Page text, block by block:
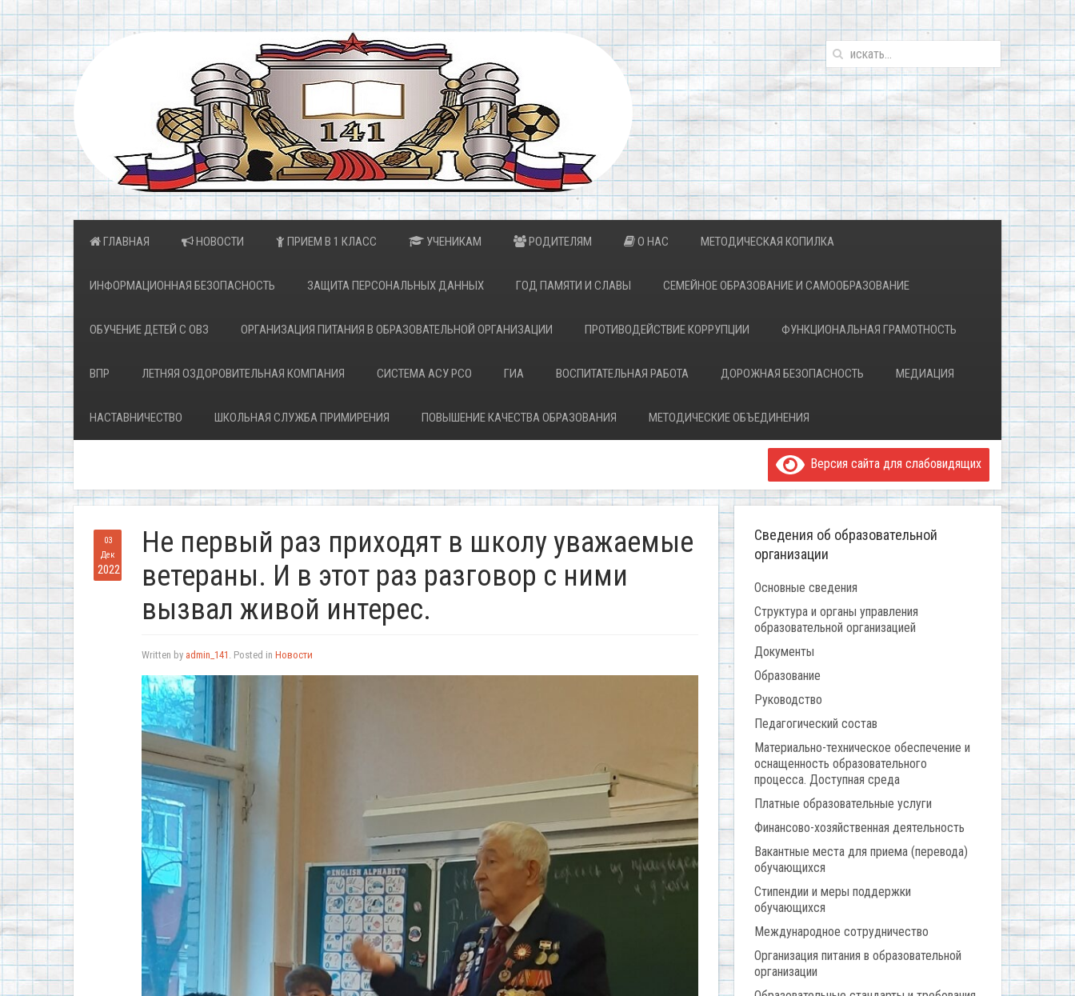
ГЛАВНАЯ НОВОСТИ ПРИЕМ В 1 КЛАСС УЧЕНИКАМ РОДИТЕЛЯМ О НАС МЕТОДИЧЕСКАЯ КОПИЛКА
ИНФОРМАЦИОННАЯ БЕЗОПАСНОСТЬ ЗАЩИТА ПЕРСОНАЛЬНЫХ ДАННЫХ ГОД ПАМЯТИ И СЛАВЫ СЕМЕЙНОЕ ОБРАЗОВАНИЕ И САМООБРАЗОВАНИЕ
ОБУЧЕНИЕ ДЕТЕЙ С ОВЗ ОРГАНИЗАЦИЯ ПИТАНИЯ В ОБРАЗОВАТЕЛЬНОЙ ОРГАНИЗАЦИИ ПРОТИВОДЕЙСТВИЕ КОРРУПЦИИ ФУНКЦИОНАЛЬНАЯ ГРАМОТНОСТЬ
ВПР ЛЕТНЯЯ ОЗДОРОВИТЕЛЬНАЯ КОМПАНИЯ СИСТЕМА АСУ РСО ГИА ВОСПИТАТЕЛЬНАЯ РАБОТА ДОРОЖНАЯ БЕЗОПАСНОСТЬ МЕДИАЦИЯ
НАСТАВНИЧЕСТВО ШКОЛЬНАЯ СЛУЖБА ПРИМИРЕНИЯ ПОВЫШЕНИЕ КАЧЕСТВА ОБРАЗОВАНИЯ МЕТОДИЧЕСКИЕ ОБЪЕДИНЕНИЯ
Версия сайта для слабовидящих
03
Дек
2022
Не первый раз приходят в школу уважаемые
ветераны. И в этот раз разговор с ними
вызвал живой интерес.
Written by admin_141 . Posted in Новости
Сведения об образовательной
организации
Основные сведения
Структура и органы управления
образовательной организацией
Документы
Образование
Руководство
Педагогический состав
Материально-техническое обеспечение и
оснащенность образовательного
процесса. Доступная среда
Платные образовательные услуги
Финансово-хозяйственная деятельность
Вакантные места для приема (перевода)
обучающихся
Стипендии и меры поддержки
обучающихся
Международное сотрудничество
Организация питания в образовательной
организации